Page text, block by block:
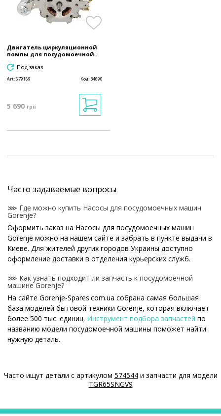
Двигатель циркуляционной
помпы для посудомоечной...
Под заказ
Art:679169 Код: 34690
5 690 грн
Часто задаваемые вопросы
⋙ Где можно купить Насосы для посудомоечных машин
Gorenje?
Оформить заказ на Насосы для посудомоечных машин
Gorenje можно на нашем сайте и забрать в пункте выдачи в
Киеве. Для жителей других городов Украины доступно
оформление доставки в отделения курьерских служб.
⋙ Как узнать подходит ли запчасть к посудомоечной
машине Gorenje?
На сайте Gorenje-Spares.com.ua собрана самая большая
база моделей бытовой техники Gorenje, которая включает
более 500 тыс. единиц. Инструмент подбора запчастей по
названию модели посудомоечной машины поможет найти
нужную деталь.
Специальная наклейка производителя с названием модели
и другими параметрами - шильдик находится на корпусе
⋙ Сколько стоит Насосы для посудомоечных машин
Часто ищут детали с артикулом 574544и запчасти для модели
TGR65SNGV9